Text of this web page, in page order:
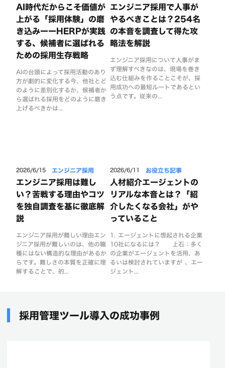
AI時代だからこそ価値が
上がる「採用体験」の磨
き込みーーHERPが実践
する、候補者に選ばれる
ための採用生存戦略
AIの台頭によって採用活動のあり
方が劇的に変化する今、他社とど
のように差別化するか、候補者か
ら選ばれる採用をどのように磨き
上げるべきかは...
エンジニア採用で人事が
やるべきことは？254名
の本音を調査して得た攻
略法を解説
エンジニア採用について人事がま
ず理解すべきなのは、現場を巻き
込む仕組みを作ることこそが、採
用成功への最短ルートであるとい
う点です。従来の...
2026/6/15 エンジニア採用
エンジニア採用は難し
い？苦戦する理由やコツ
を独自調査を基に徹底解
説
エンジニア採用が難しい理由エン
ジニア採用が難しいのは、他の職
種にはない構造的な理由があるか
らです。難しさの本質を正確に理
解することで、的...
2026/6/11 お役立ち記事
人材紹介エージェントの
リアルな本音とは？「紹
介したくなる会社」がや
っていること
1. エージェントに想起される企業
10社になるには？ 上石：多く
の企業がエージェントを活用、あ
るいは検討されていますが 、エー
ジェント...
採用管理ツール導入の成功事例